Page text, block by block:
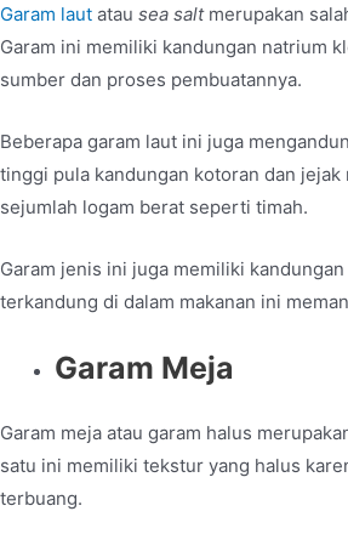
Garam laut atau sea saltmerupakan
Garam ini memiliki kandungan natrium
sumber dan proses pembuatannya.
Beberapa garam laut ini juga
tinggi pula kandungan kotoran dan
sejumlah logam berat seperti timah.
Garam jenis ini juga memiliki
terkandung di dalam makanan ini
Garam Meja
Garam meja atau garam halus
satu ini memiliki tekstur yang halus
terbuang.